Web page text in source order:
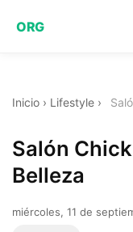
ORG
Inicio › Lifestyle ›
Salón
Belleza
miércoles, 11 de